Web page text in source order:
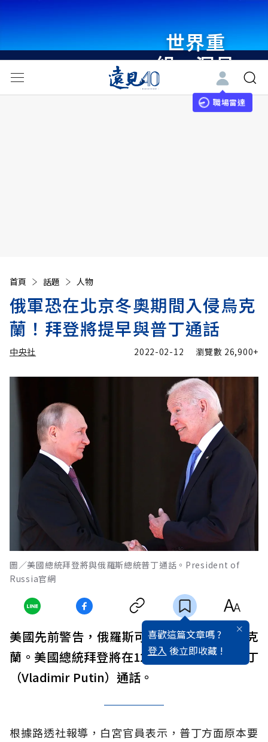
世界重
組・洞見
未來 與
世界領袖
職場雷達
首頁 話題 人物
俄軍恐在北京冬奧期間入侵烏克
蘭！拜登將提早與普丁通話
中央社 2022-02-12 瀏覽數 26,900+
圖／美國總統拜登將與俄羅斯總統普丁通話。President of
Russia官網
喜歡這篇文章嗎 ?
登入 後立即收藏 !
美國先前警告，俄羅斯可能在幾天內入侵烏克
蘭。美國總統拜登將在12日與俄羅斯總統普丁
（Vladimir Putin）通話。
根據路透社報導，白宮官員表示，普丁方面原本要